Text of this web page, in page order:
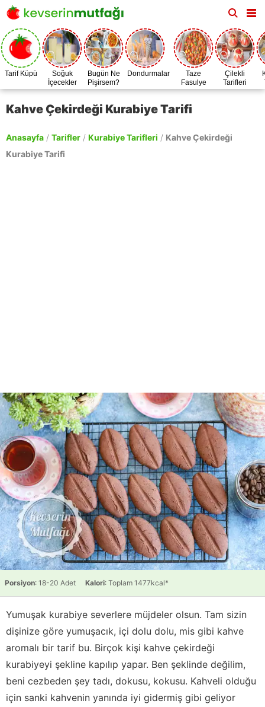
Tarif Küpü
Soğuk
İçecekler
Bugün Ne
Pişirsem?
Dondurmalar
Taze
Fasulye
Zamanı
Çilekli
Tarifleri
Kahve Çekirdeği Kurabiye Tarifi
Anasayfa / Tarifler / Kurabiye Tarifleri / Kahve Çekirdeği
Kurabiye Tarifi
Porsiyon: 18-20 Adet Kalori: Toplam 1477kcal*
Yumuşak kurabiye severlere müjdeler olsun. Tam sizin
dişinize göre yumuşacık, içi dolu dolu, mis gibi kahve
aromalı bir tarif bu. Birçok kişi kahve çekirdeği
kurabiyeyi şekline kapılıp yapar. Ben şeklinde değilim,
beni cezbeden şey tadı, dokusu, kokusu. Kahveli olduğu
için sanki kahvenin yanında iyi gidermiş gibi geliyor